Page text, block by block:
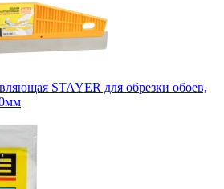
STAYER для обрезки обоев,